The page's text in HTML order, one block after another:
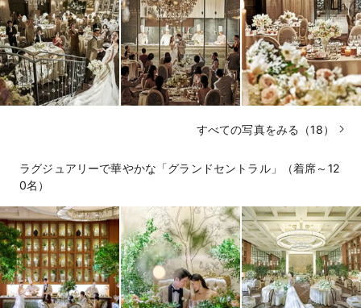
すべての写真をみる（18）
ラグジュアリーで華やかな「グランドセントラル」（着席～12
0名）